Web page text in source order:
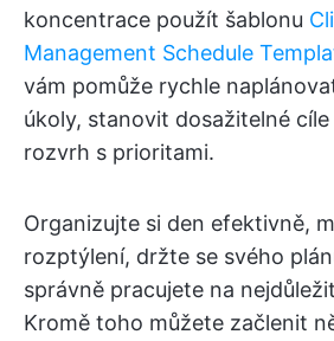
koncentrace použít šablonu
Management Schedule
vám pomůže rychle
úkoly, stanovit dosažitelné cíle
rozvrh s prioritami.
Organizujte si den efektivně,
rozptýlení, držte se svého
správně pracujete na
Kromě toho můžete začlenit